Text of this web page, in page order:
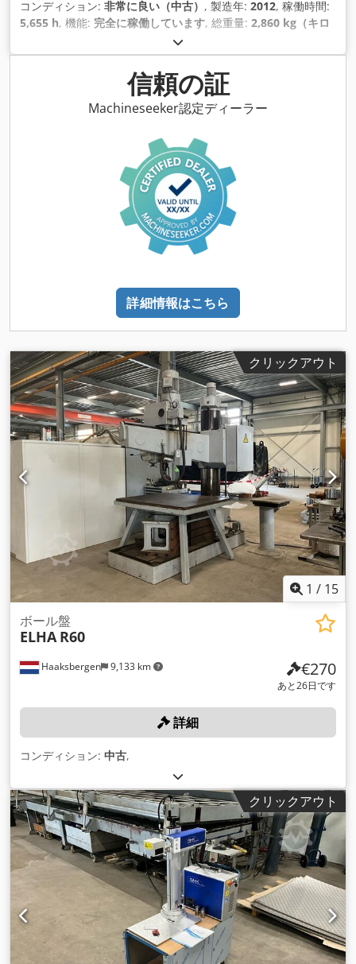
コンディション: 非常に良い（中古） , 製造年: 2012, 稼働時間:
5,655 h, 機能: 完全に稼働しています, 総重量: 2,860 kg（キロ
ディーゼル
空車重量:2,860 kg（キログラム）, 市街地燃費:5 リット
ディーゼル, 変速方式:ハイドロスタティック
80 パーセント, チェーンの状態:
, タイヤの状態:80 パーセント, 装備: グリッパー油圧装置,
信頼の証
Machineseeker認定ディーラー
詳細情報はこちら
クリックアウト
1 / 15
Haaksbergen 9,133 km
ボール盤
ELHA R60
€270
あと26日です
詳細
コンディション: 中古,
クリックアウト